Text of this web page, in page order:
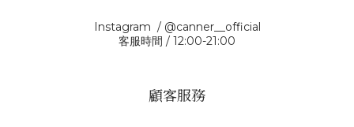
Instagram / @canner__official
客服時間 / 12:00-21:00
顧客服務